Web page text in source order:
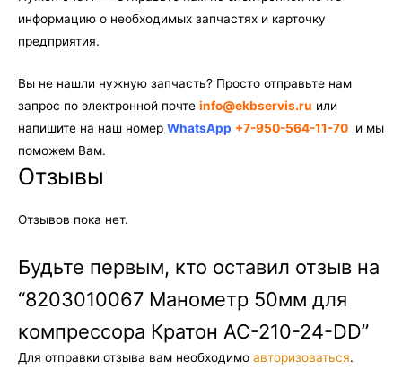
информацию о необходимых запчастях и карточку
предприятия.
Вы не нашли нужную запчасть? Просто отправьте нам
запрос по электронной почте info@ekbservis.ru или
напишите на наш номер WhatsApp +7-950-564-11-70 и мы
поможем Вам.
Отзывы
Отзывов пока нет.
Будьте первым, кто оставил отзыв на
“8203010067 Манометр 50мм для
компрессора Кратон AC-210-24-DD”
Для отправки отзыва вам необходимо авторизоваться.